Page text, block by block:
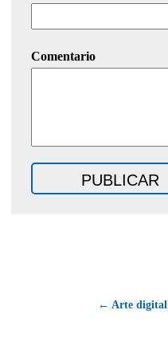
Comentario
← Arte digital